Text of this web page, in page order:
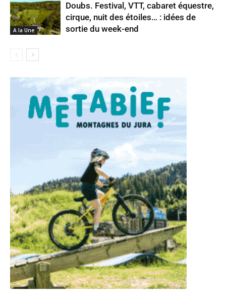
A la Une
Doubs. Festival, VTT, cabaret équestre,
cirque, nuit des étoiles… : idées de
sortie du week-end